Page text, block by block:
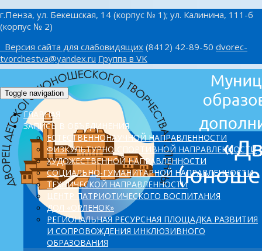
г.Пенза, ул. Бекешская, 14 (корпус № 1); ул. Калинина, 111-б
(корпус № 2)
Версия сайта для слабовидящих (8412) 42-89-50 dvorec-
tvorchestva@yandex.ru Группа в VK
Toggle navigation
ГЛАВНАЯ
ЗАПИСЬ В ОБЪЕДИНЕНИЯ
ЕСТЕСТВЕННОНАУЧНОЙ НАПРАВЛЕННОСТИ
ФИЗКУЛЬТУРНО-СПОРТИВНОЙ НАПРАВЛЕННОСТИ
ХУДОЖЕСТВЕННОЙ НАПРАВЛЕННОСТИ
СОЦИАЛЬНО-ГУМАНИТАРНОЙ НАПРАВЛЕННОСТИ
ТЕХНИЧЕСКОЙ НАПРАВЛЕННОСТИ
ЦЕНТР ПАТРИОТИЧЕСКОГО ВОСПИТАНИЯ
ДОЛ «ОРЛЕНОК»
PЕГИОНАЛЬНАЯ РЕСУРСНАЯ ПЛОЩАДКА РАЗВИТИЯ
И СОПРОВОЖДЕНИЯ ИНКЛЮЗИВНОГО
ОБРАЗОВАНИЯ